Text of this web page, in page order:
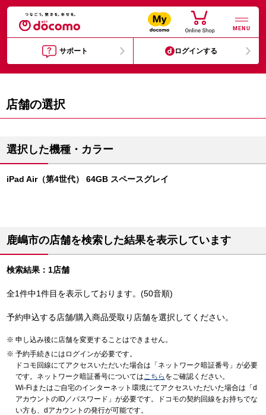
MENU
サポート ログインする
店舗の選択
選択した機種・カラー
iPad Air（第4世代） 64GB スペースグレイ
鹿嶋市の店舗を検索した結果を表示しています
検索結果：1店舗
全1件中1件目を表示しております。(50音順)
予約申込する店舗/購入商品受取り店舗を選択してください。
申し込み後に店舗を変更することはできません。
予約手続きにはログインが必要です。
ドコモ回線にてアクセスいただいた場合は「ネットワーク暗証番号」が必要
です。ネットワーク暗証番号についてはこちら をご確認ください。
Wi-Fiまたはご自宅のインターネット環境にてアクセスいただいた場合は「d
アカウントのID／パスワード」が必要です。ドコモの契約回線をお持ちでな
い方も、dアカウントの発行が可能です。